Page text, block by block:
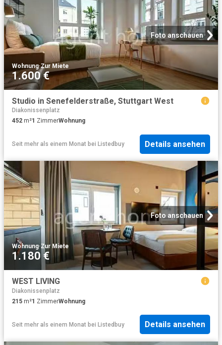
Foto anschauen
Wohnung·Zur Miete
1.600 €
Studio in Senefelderstraße, Stuttgart West
Diakonissenplatz
452 m²1 ZimmerWohnung
Seit mehr als einem Monat bei Listedbuy Details ansehen
Foto anschauen
Wohnung·Zur Miete
1.180 €
WEST LIVING
Diakonissenplatz
215 m²1 ZimmerWohnung
Seit mehr als einem Monat bei Listedbuy Details ansehen